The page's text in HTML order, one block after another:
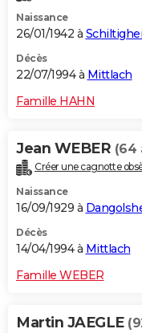
Naissance
26/01/1942 à
Décès
22/07/1994 à Mittlach
Famille HAHN
Jean WEBER (64
Créer une cagnotte
Naissance
16/09/1929 à
Décès
14/04/1994 à Mittlach
Famille WEBER
Martin JAEGLE